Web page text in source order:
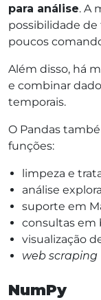
para análise. A
possibilidade
poucos
Além disso, há
e combinar
temporais.
O Pandas
funções:
limpeza e
análise
suporte em
consultas em
visualização
web scraping
NumPy